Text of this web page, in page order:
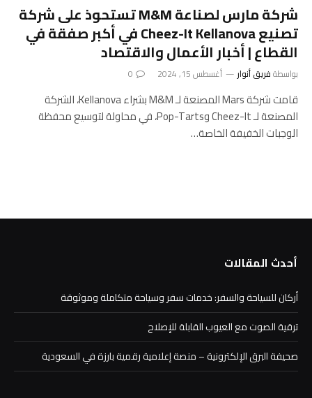
شركة مارس لصناعة M&M تستحوذ على شركة
تصنيع Cheez-It Kellanova في أكبر صفقة في
القطاع | أخبار الأعمال والاقتصاد
بواسطةفريق أنوار أغسطس 15, 2024 0
قامت شركة Mars المصنعة لـ M&M بشراء Kellanova، الشركة
المصنعة لـ Cheez-It وPop-Tarts، في محاولة لتوسيع محفظة
الوجبات الخفيفة الخاصة…
أحدث المقالات
أركان للسياحة والسفر: خدمات سفر وسياحة متكاملة وموثوقة
ترقية الصوت مع العيوب القابلة للإصلاح
صحيفة البرق الإلكترونية – منصة إعلامية رقمية بارزة في السعودية